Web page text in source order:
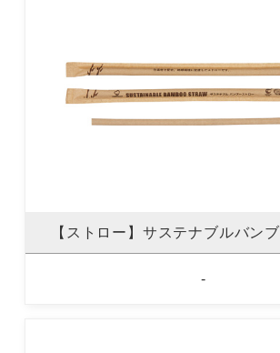
【ストロー】サステナブルバン
-